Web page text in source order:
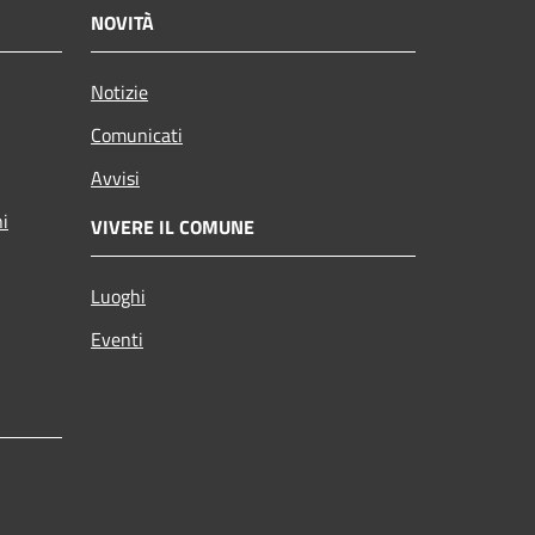
NOVITÀ
Notizie
Comunicati
Avvisi
VIVERE IL COMUNE
Luoghi
Eventi